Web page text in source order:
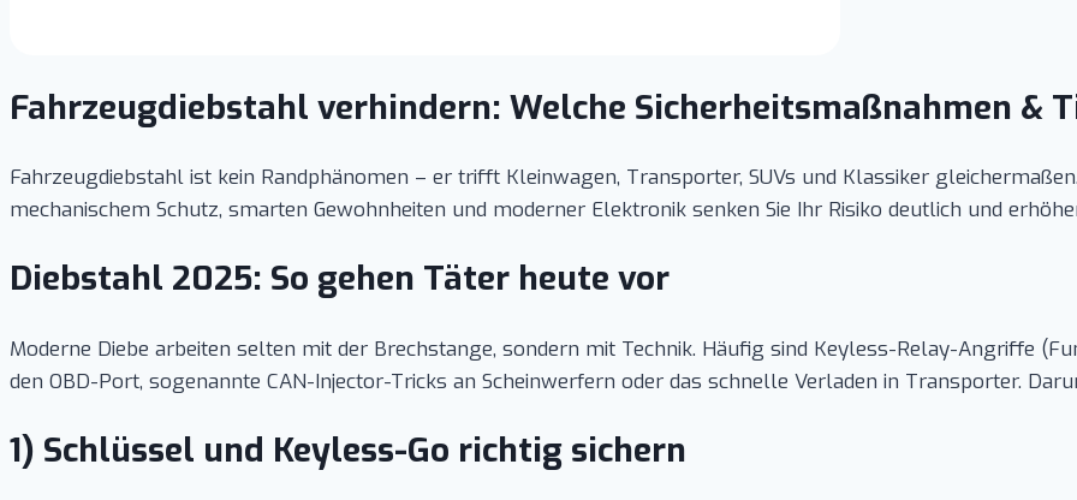
Fahrzeugdiebstahl verhindern: Welche Sicherheitsmaßnahmen &
Fahrzeugdiebstahl ist kein Randphänomen – er trifft Kleinwagen, Transporter, SUVs und Klassiker
mechanischem Schutz, smarten Gewohnheiten und moderner Elektronik senken Sie Ihr Risiko deutlich und
Diebstahl 2025: So gehen Täter heute vor
Moderne Diebe arbeiten selten mit der Brechstange, sondern mit Technik. Häufig sind Keyless-Relay-Angriffe
den OBD-Port, sogenannte CAN-Injector-Tricks an Scheinwerfern oder das schnelle Verladen in Transporter.
1) Schlüssel und Keyless-Go richtig sichern